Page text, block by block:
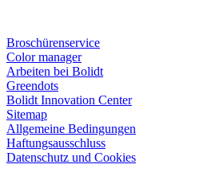
Broschürenservice
Color manager
Arbeiten bei Bolidt
Greendots
Bolidt Innovation Center
Sitemap
Allgemeine Bedingungen
Haftungsausschluss
Datenschutz und Cookies